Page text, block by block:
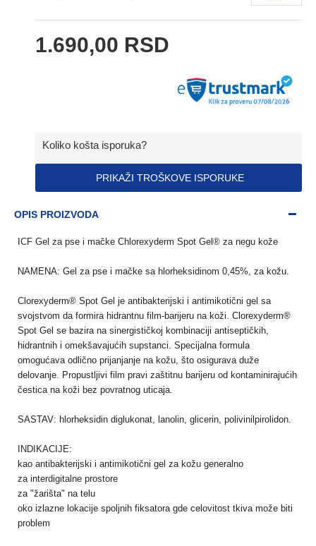
1.690,00 RSD
Koliko košta isporuka?
PRIKAŽI TROŠKOVE ISPORUKE
OPIS PROIZVODA
ICF Gel za pse i mačke Chlorexyderm Spot Gel® za negu kože
NAMENA: Gel za pse i mačke sa hlorheksidinom 0,45%, za kožu.
Clorexyderm® Spot Gel je antibakterijski i antimikotični gel sa
svojstvom da formira hidrantnu film-barijeru na koži. Clorexyderm®
Spot Gel se bazira na sinergističkoj kombinaciji antiseptičkih,
hidrantnih i omekšavajućih supstanci. Specijalna formula
omogućava odlično prijanjanje na kožu, što osigurava duže
delovanje. Propustljivi film pravi zaštitnu barijeru od kontaminirajućih
čestica na koži bez povratnog uticaja.
SASTAV: hlorheksidin diglukonat, lanolin, glicerin, polivinilpirolidon.
INDIKACIJE:
kao antibakterijski i antimikotični gel za kožu generalno
za interdigitalne prostore
za "žarišta" na telu
oko izlazne lokacije spoljnih fiksatora gde celovitost tkiva može biti
problem